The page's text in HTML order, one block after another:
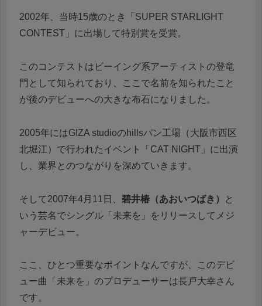
2002年、当時15歳のとき「SUPER STARLIGHT
CONTEST」に出場して特別賞を受賞。
このコンテストはビーイング系アーティストの登竜
門として知られており、ここで名前を知られたこと
が後のデビューへの大きな布石になりました。
2005年にはGIZA studioのhillsパン工場（大阪市西区
北堀江）で行われたイベント「CAT NIGHT」に出演
し、業界とのつながりを深めていきます。
そして2007年4月11日、 碧井椿（あおいつばき）
と
いう芸名でシングル「未来を」をリリースしてメジ
ャーデビュー。
ここ、ひとつ重要なポイントなんですが、このデビ
ュー曲「未来を」のプロデューサーは長戸大幸さん
です。